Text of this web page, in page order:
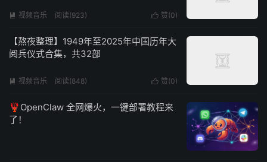
 赞(0)
 视频音乐 阅读(923)
【熬夜整理】1949年至2025年中国历年大
阅兵仪式合集，共32部
 赞(0)
 视频音乐 阅读(848)
🦞OpenClaw 全网爆火，一键部署教程来
了！